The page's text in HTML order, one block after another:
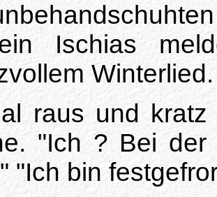
Ischias
Winterlied.
raus und
"Ich ? Bei
"Ich bin